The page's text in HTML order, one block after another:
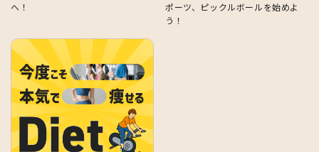
へ！
ポーツ、ピックルボールを始めよ
う！